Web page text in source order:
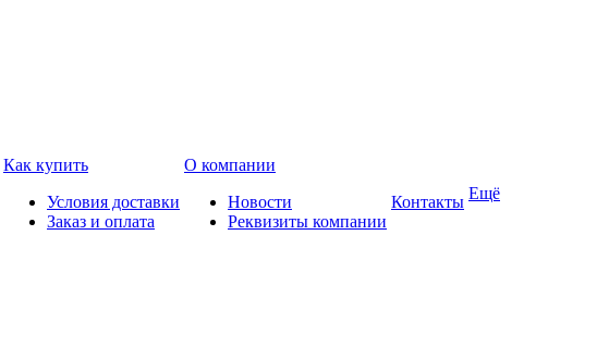
Как купить
Условия доставки
Заказ и оплата
О компании
Новости
Реквизиты компании
Контакты Ещё